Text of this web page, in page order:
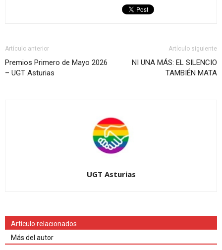
Artículo anterior
Premios Primero de Mayo 2026
– UGT Asturias
Artículo siguiente
NI UNA MÁS: EL SILENCIO
TAMBIÉN MATA
UGT Asturias
Artículo relacionados
Más del autor